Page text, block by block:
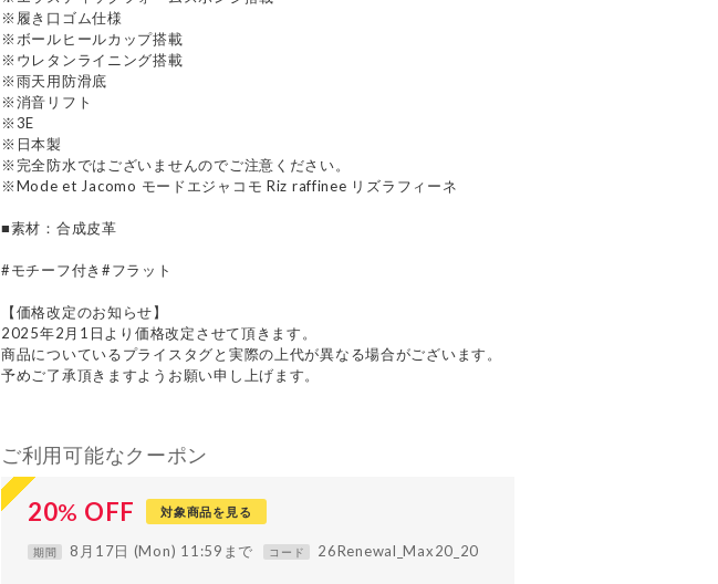
※履き口ゴム仕様
※ボールヒールカップ搭載
※ウレタンライニング搭載
※雨天用防滑底
※消音リフト
※3E
※日本製
※完全防水ではございませんのでご注意ください。
※Mode et Jacomo モードエジャコモ Riz raffinee リズラフィーネ
■素材：合成皮革
#モチーフ付き#フラット
【価格改定のお知らせ】
2025年2月1日より価格改定させて頂きます。
商品についているプライスタグと実際の上代が異なる場合がございます。
予めご了承頂きますようお願い申し上げます。
ご利用可能なクーポン
20% OFF 対象商品を見る
期間 8月17日 (Mon) 11:59まで コード 26Renewal_Max20_20